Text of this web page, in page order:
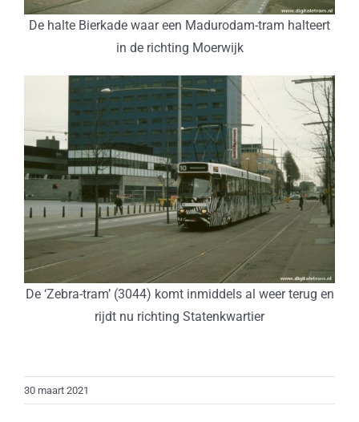
De halte Bierkade waar een Madurodam-tram halteert
in de richting Moerwijk
De ‘Zebra-tram’ (3044) komt inmiddels al weer terug en
rijdt nu richting Statenkwartier
30 maart 2021